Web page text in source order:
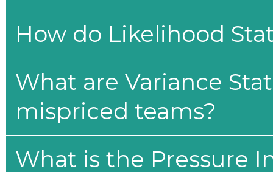
How do Likelihood
What are Variance
mispriced teams?
What is the Pressure